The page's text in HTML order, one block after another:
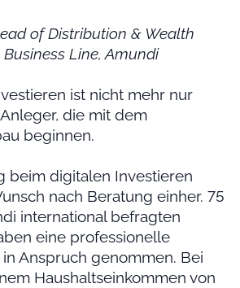
of Distribution & Wealth
Business Line, Amundi
ist nicht mehr nur
die mit dem
beginnen.
beim digitalen Investieren
nach Beratung einher. 75
international befragten
eine professionelle
Anspruch genommen. Bei
Haushaltseinkommen von